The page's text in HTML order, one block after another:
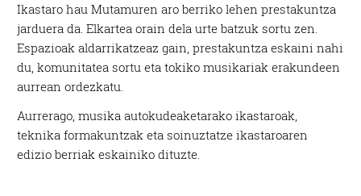
Ikastaro hau Mutamuren aro berriko lehen prestakuntza
jarduera da. Elkartea orain dela urte batzuk sortu zen.
Espazioak aldarrikatzeaz gain, prestakuntza eskaini nahi
du, komunitatea sortu eta tokiko musikariak erakundeen
aurrean ordezkatu.
Aurrerago, musika autokudeaketarako ikastaroak,
teknika formakuntzak eta soinuztatze ikastaroaren
edizio berriak eskainiko dituzte.